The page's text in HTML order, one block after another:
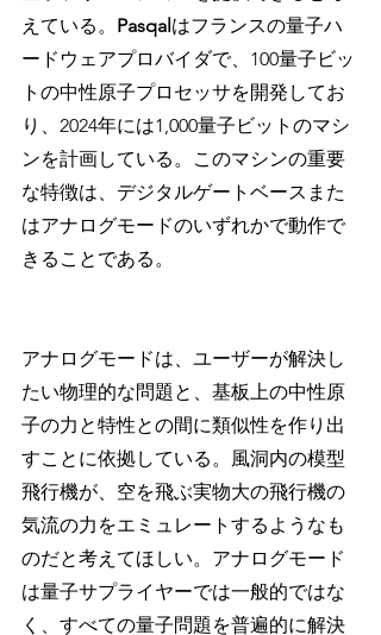
えている。 Pasqalはフランスの量子ハ
ードウェアプロバイダで、100量子ビッ
トの中性原子プロセッサを開発してお
り、2024年には1,000量子ビットのマシ
ンを計画している。このマシンの重要
な特徴は、デジタルゲートベースまた
はアナログモードのいずれかで動作で
きることである。
アナログモードは、ユーザーが解決し
たい物理的な問題と、基板上の中性原
子の力と特性との間に類似性を作り出
すことに依拠している。風洞内の模型
飛行機が、空を飛ぶ実物大の飛行機の
気流の力をエミュレートするようなも
のだと考えてほしい。アナログモード
は量子サプライヤーでは一般的ではな
く、すべての量子問題を普遍的に解決